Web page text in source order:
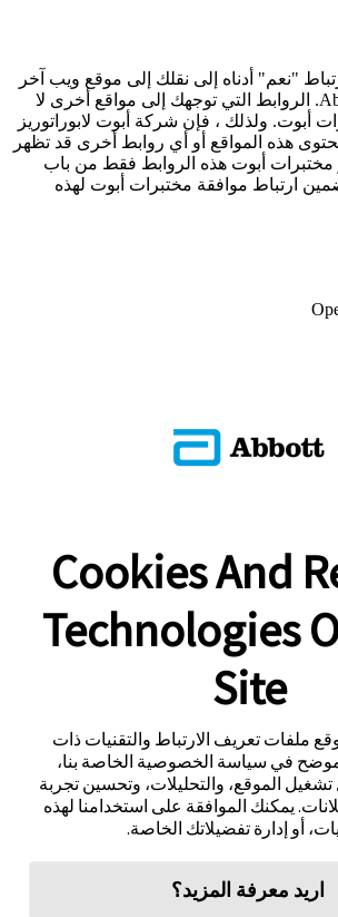
"نعم" أدناه إلى نقلك إلى موقع ويب آخر
غير Abbott Laboratories. الروابط التي توجهك إلى مواقع أخرى لا
أبوت. ولذلك ، فإن شركة أبوت لابوراتوريز
هذه المواقع أو أي روابط أخرى قد تظهر
مختبرات أبوت هذه الروابط فقط من باب
ارتباط موافقة مختبرات أبوت لهذه
Cookies And
Technologies
Site
ملفات تعريف الارتباط والتقنيات ذات
موضح في سياسة الخصوصية الخاصة بنا،
الموقع، والتحليلات، وتحسين تجربة
يمكنك الموافقة على استخدامنا لهذه
أو إدارة تفضيلاتك الخاصة.
اريد معرفة المزيد؟